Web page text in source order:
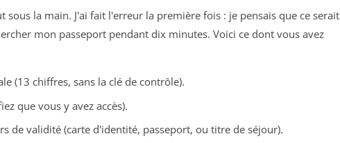
sous la main. J'ai fait l'erreur la première fois : je pensais que ce serait
mon passeport pendant dix minutes. Voici ce dont vous avez
(13 chiffres, sans la clé de contrôle).
que vous y avez accès).
de validité (carte d'identité, passeport, ou titre de séjour).